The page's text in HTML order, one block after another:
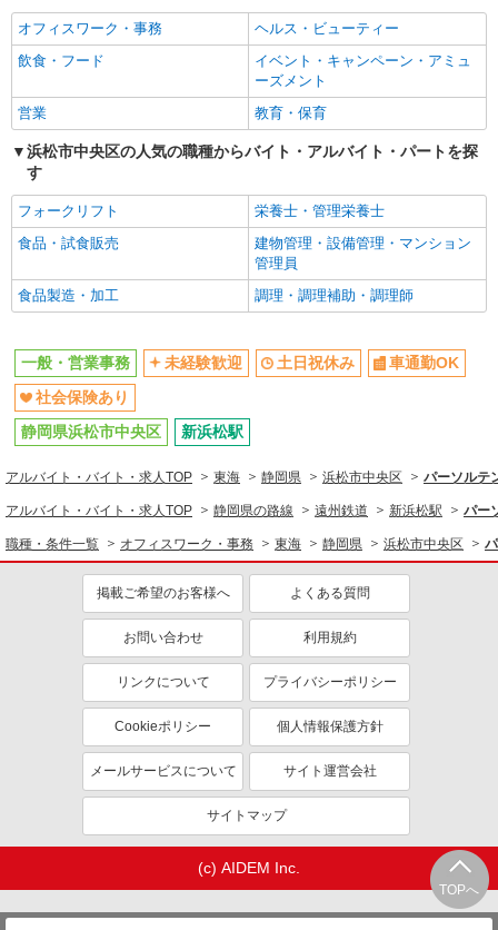
オフィスワーク・事務
ヘルス・ビューティー
飲食・フード
イベント・キャンペーン・アミュ
ーズメント
営業
教育・保育
浜松市中央区の人気の職種からバイト・アルバイト・パートを探
す
フォークリフト
栄養士・管理栄養士
食品・試食販売
建物管理・設備管理・マンション
管理員
食品製造・加工
調理・調理補助・調理師
TOPへ
一般・営業事務 未経験歓迎 土日祝休み
車通勤OK
社会保険あり
静岡県浜松市中央区
新浜松駅
アルバイト・バイト・求人TOP 東海 静岡県 浜松市中央区 パーソルテ
アルバイト・バイト・求人TOP 静岡県の路線 遠州鉄道 新浜松駅 パー
職種・条件一覧 オフィスワーク・事務 東海 静岡県 浜松市中央区
掲載ご希望のお客様へ よくある質問
お問い合わせ 利用規約
リンクについて プライバシーポリシー
Cookieポリシー 個人情報保護方針
メールサービスについて サイト運営会社
サイトマップ
(c) AIDEM Inc.